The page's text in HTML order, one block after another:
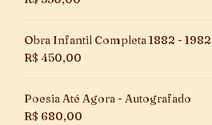
Obra Infantil Completa 1882 - 1982
R$ 450,00
Poesia Até Agora - Autografado
R$ 680,00